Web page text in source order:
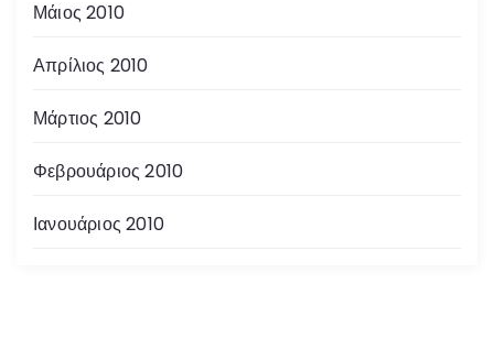
Μάιος 2010
Απρίλιος 2010
Μάρτιος 2010
Φεβρουάριος 2010
Ιανουάριος 2010